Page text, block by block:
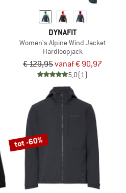
DYNAFIT
Women's Alpine Wind Jacket
Hardloopjack
€ 129,95vanaf € 90,97
5,0(1)
tot -60%